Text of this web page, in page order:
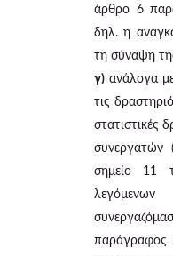
άρθρο 6
δηλ. η
τη σύναψη
γ) ανάλογα
τις
στατιστικές
συνεργατών
σημείο 11
παράγραφος